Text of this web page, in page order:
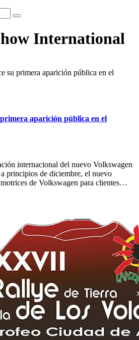
International
su primera aparición pública en el
aparición pública en el
internacional del nuevo Volkswagen
principios de diciembre, el nuevo
de Volkswagen para clientes…